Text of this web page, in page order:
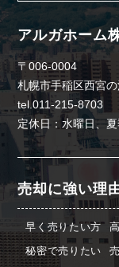
アルガホーム
〒006-0004
札幌市手稲区西宮
tel.011-215-
定休日：水曜日、
売却に強い理
早く売りたい方
秘密で売りたい